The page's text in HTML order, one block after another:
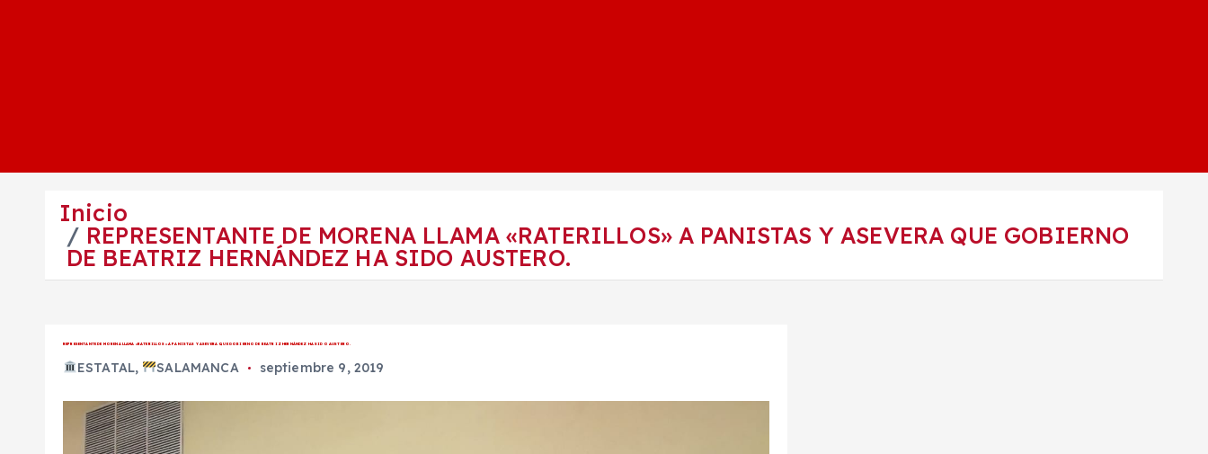
Inicio
REPRESENTANTE DE MORENA LLAMA «RATERILLOS» A PANISTAS Y ASEVERA QUE GOBIERNO
DE BEATRIZ HERNÁNDEZ HA SIDO AUSTERO.
REPRESENTANTE DE MORENA LLAMA «RATERILLOS» A PANISTAS Y ASEVERA QUE GOBIERNO DE BEATRIZ HERNÁNDEZ HA SIDO AUSTERO.
ESTATAL, SALAMANCA septiembre 9, 2019